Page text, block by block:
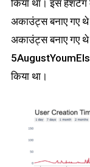
किया था। इस हैशटैग
अकाउंट्स बनाए गए
अकाउंट्स बनाए गए
किया था।